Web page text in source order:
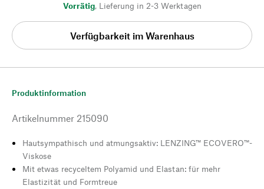
Vorrätig, Lieferung in 2-3 Werktagen
Verfügbarkeit im Warenhaus
Produktinformation
Artikelnummer 215090
Hautsympathisch und atmungsaktiv: LENZING™ ECOVERO™-
Viskose
Mit etwas recyceltem Polyamid und Elastan: für mehr
Elastizität und Formtreue